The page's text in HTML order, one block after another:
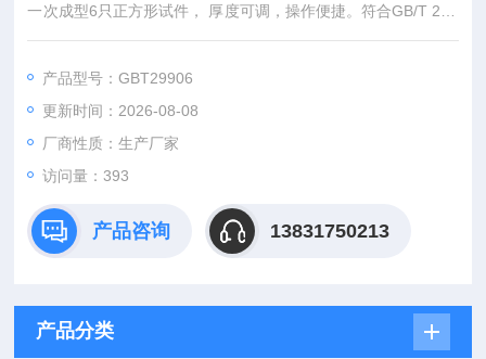
一次成型6只正方形试件， 厚度可调，操作便捷。符合GB/T 299
06《模塑聚苯板薄抹灰外墙外保 温系统材料》、JC/T 2559《岩
产品型号：GBT29906
更新时间：2026-08-08
厂商性质：生产厂家
访问量：393
产品咨询 13831750213
产品分类